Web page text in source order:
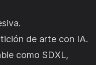
de arte con IA.
como SDXL,